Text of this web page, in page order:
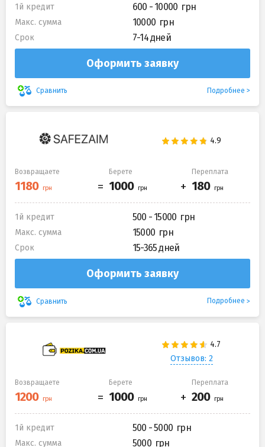
1й кредит 600 - 10000
Макс. сумма 10000
Срок 7-14 дней
Оформить заявку
Сравнить Подробнее
Возвращаете Берете Переплата
1й кредит 500 - 15000
Макс. сумма 15000
Срок 15-365 дней
Оформить заявку
Сравнить Подробнее
Отзывов: 2
Возвращаете Берете Переплата
1й кредит 500 - 5000
Макс. сумма 5000